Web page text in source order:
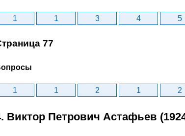
1 1 3 4 5
77
1 1 2 1 2
Виктор Петрович Астафьев